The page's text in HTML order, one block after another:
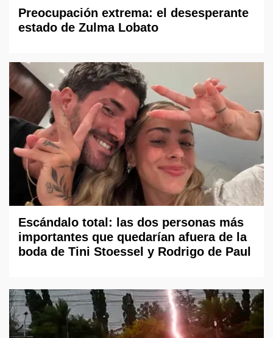
Preocupación extrema: el desesperante
estado de Zulma Lobato
Escándalo total: las dos personas más
importantes que quedarían afuera de la
boda de Tini Stoessel y Rodrigo de Paul